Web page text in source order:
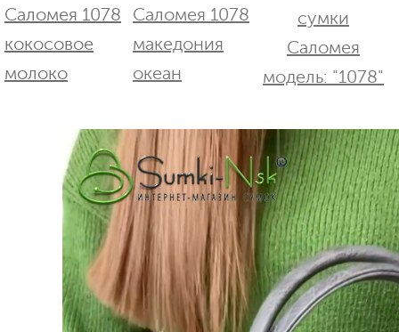
сумки
Саломея
модель: "1078"